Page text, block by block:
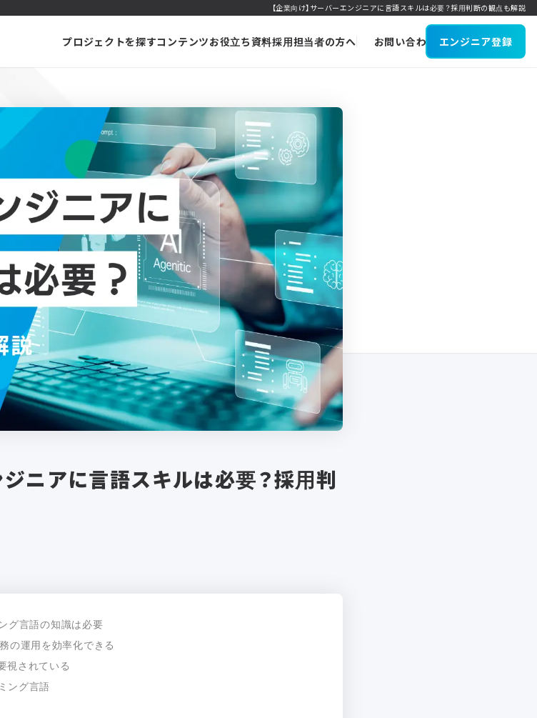
【企業向け】サーバーエンジニアに言語スキルは必要？採用判断の観点も解説
プロジェクトを探すコンテンツお役立ち資料採用担当者の方へ お問い合わせ エンジニア登録
ジニアに言語スキルは必要？採用判
グ言語の知識は必要
の運用を効率化できる
視されている
ング言語